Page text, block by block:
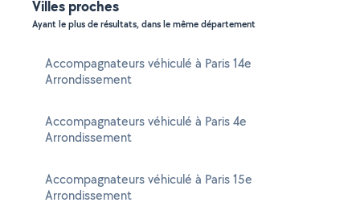
Villes proches
Ayant le plus de résultats, dans le même département
Accompagnateurs véhiculé à Paris 14e
Arrondissement
Accompagnateurs véhiculé à Paris 4e
Arrondissement
Accompagnateurs véhiculé à Paris 15e
Arrondissement